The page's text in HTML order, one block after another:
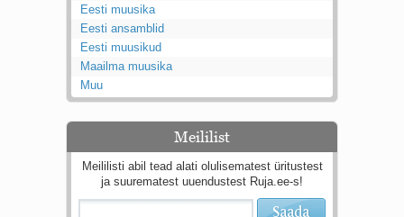
Eesti muusika
Eesti ansamblid
Eesti muusikud
Maailma muusika
Muu
Meililist
Meililisti abil tead alati olulisematest üritustest
ja suurematest uuendustest Ruja.ee-s!